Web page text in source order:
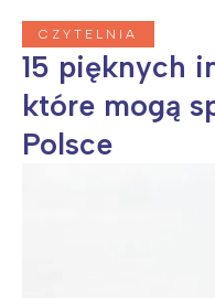
CZYTELNIA
15 pięknych
które mogą
Polsce